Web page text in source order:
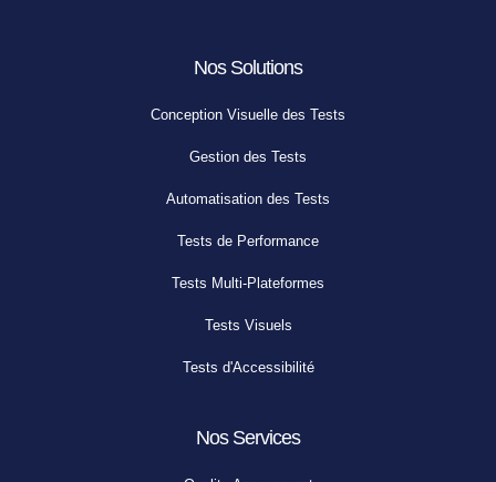
Nos Solutions
Conception Visuelle des Tests
Gestion des Tests
Automatisation des Tests
Tests de Performance
Tests Multi-Plateformes
Tests Visuels
Tests d'Accessibilité
Nos Services